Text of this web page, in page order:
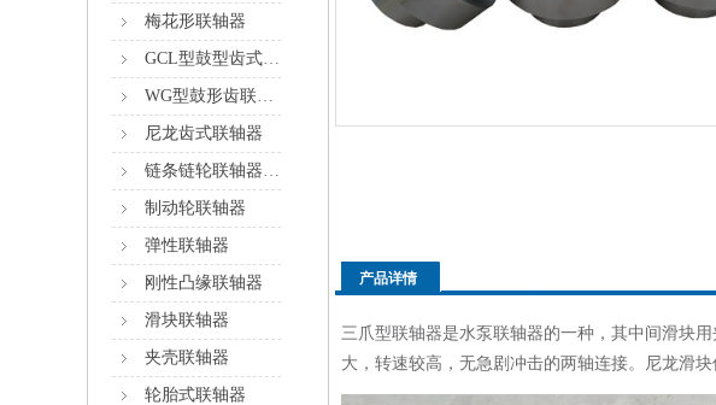
梅花形联轴器
GCL型鼓型齿式联轴器
WG型鼓形齿联轴器
尼龙齿式联轴器
链条链轮联轴器,滚子链联轴器
制动轮联轴器
弹性联轴器
刚性凸缘联轴器
滑块联轴器
夹壳联轴器
轮胎式联轴器
产品详情
三爪型联轴器是水泵联轴器的一种，其中间滑块
大，转速较高，无急剧冲击的两轴连接。尼龙滑